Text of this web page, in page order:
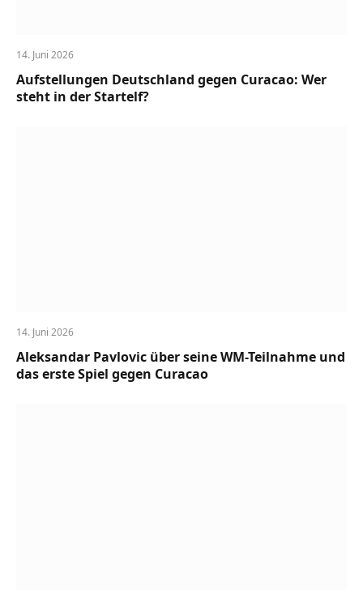
14. Juni 2026
Aufstellungen Deutschland gegen Curacao: Wer
steht in der Startelf?
14. Juni 2026
Aleksandar Pavlovic über seine WM-Teilnahme und
das erste Spiel gegen Curacao